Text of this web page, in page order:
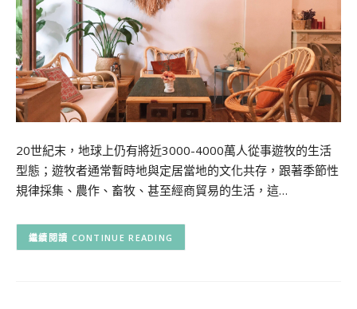
20世紀末，地球上仍有將近3000-4000萬人從事遊牧的生活
型態；遊牧者通常暫時地與定居當地的文化共存，跟著季節性
規律採集、農作、畜牧、甚至經商貿易的生活，這…
CONTINUE READING